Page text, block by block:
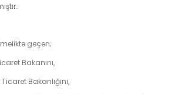
geçen;
Bakanını,
Bakanlığını,